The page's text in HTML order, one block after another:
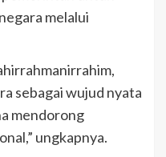
melalui
sebagai wujud nyata
mendorong
ungkapnya.